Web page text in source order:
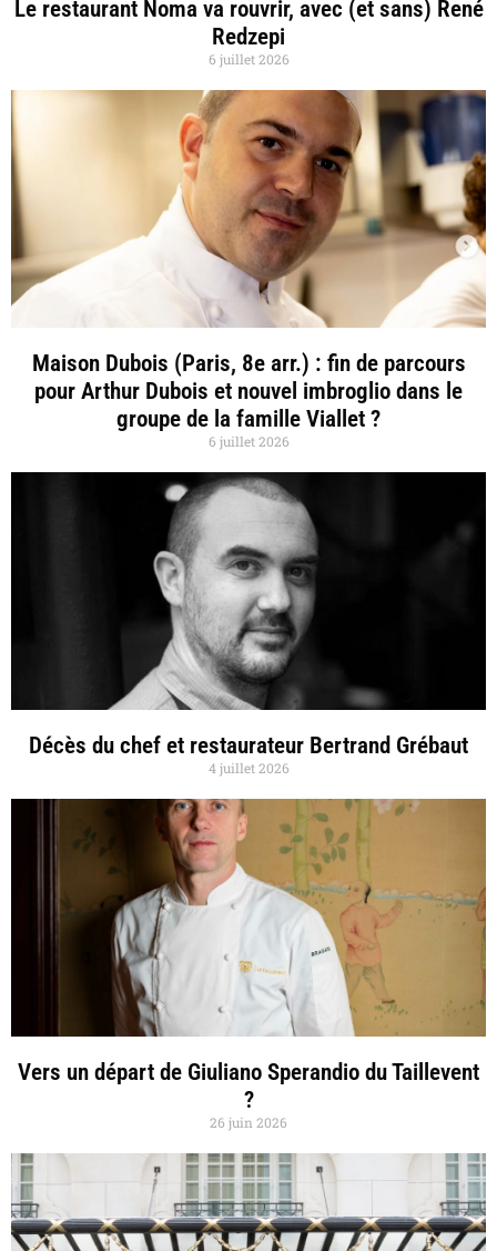
Le restaurant Noma va rouvrir, avec (et sans) René
Redzepi
6 juillet 2026
Maison Dubois (Paris, 8e arr.) : fin de parcours
pour Arthur Dubois et nouvel imbroglio dans le
groupe de la famille Viallet ?
6 juillet 2026
Décès du chef et restaurateur Bertrand Grébaut
4 juillet 2026
Vers un départ de Giuliano Sperandio du Taillevent
?
26 juin 2026